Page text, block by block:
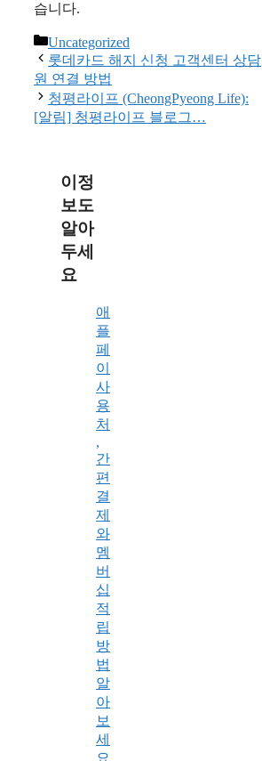
습니다.
Categories
Uncategorized
롯데카드 해지 신청 고객센터 상담
원 연결 방법
청평라이프 (CheongPyeong Life):
[알림] 청평라이프 블로그…
이정
보도
알아
두세
요
애
플
페
이
사
용
처
,
간
편
결
제
와
멤
버
십
적
립
방
법
알
아
보
세
요